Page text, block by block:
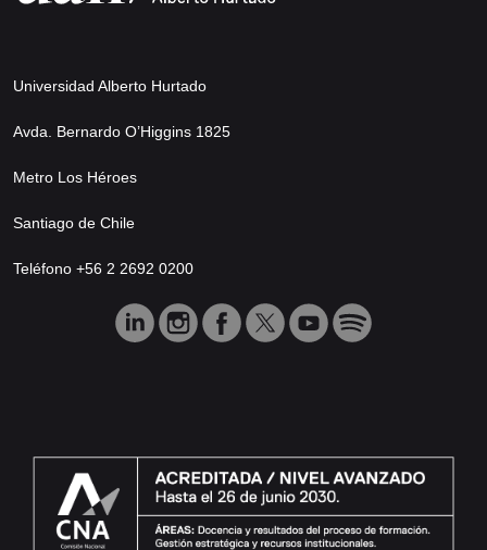
Universidad Alberto Hurtado
Avda. Bernardo O’Higgins 1825
Metro Los Héroes
Santiago de Chile
Teléfono +56 2 2692 0200